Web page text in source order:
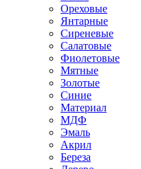
Ореховые
Янтарные
Сиреневые
Салатовые
Фиолетовые
Мятные
Золотые
Синие
Материал
МДФ
Эмаль
Акрил
Береза